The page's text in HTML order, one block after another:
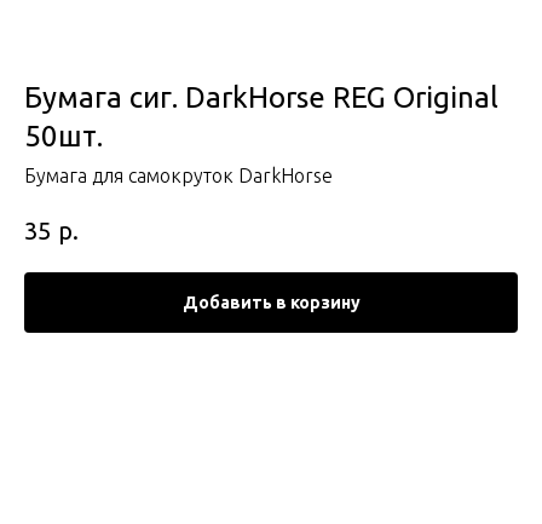
Бумага сиг. DarkHorse REG Original
50шт.
Бумага для самокруток DarkHorse
35 р.
Добавить в корзину